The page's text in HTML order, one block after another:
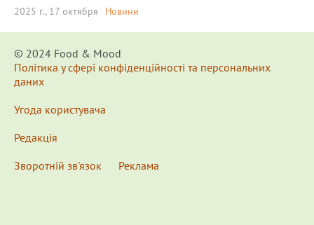
2025 г., 17 октября Новини
© 2024 Food & Мood
Політика у сфері конфіденційності та персональних
даних
Угода користувача
Редакція
Зворотній зв'язок
Реклама